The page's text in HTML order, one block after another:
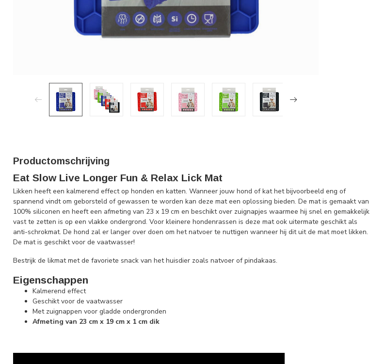
Productomschrijving
Eat Slow Live Longer Fun & Relax Lick Mat
Likken heeft een kalmerend effect op honden en katten. Wanneer jouw hond of kat het bijvoorbeeld eng of
spannend vindt om geborsteld of gewassen te worden kan deze mat een oplossing bieden. De mat is gemaakt van
100% siliconen en heeft een afmeting van 23 x 19 cm en beschikt over zuignapjes waarmee hij snel en gemakkelijk
vast te zetten is op een vlakke ondergrond. Voor kleinere hondenrassen is deze mat ook uitermate geschikt als
anti-schrokmat. De hond zal er langer over doen om het natvoer te nuttigen wanneer hij dit uit de mat moet likken.
De mat is geschikt voor de vaatwasser!
Bestrijk de likmat met de favoriete snack van het huisdier zoals natvoer of pindakaas.
Eigenschappen
Kalmerend effect
Geschikt voor de vaatwasser
Met zuignappen voor gladde ondergronden
Afmeting van 23 cm x 19 cm x 1 cm dik